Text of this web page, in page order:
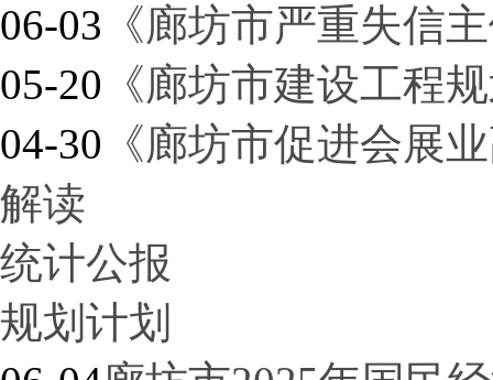
06-03 《廊坊市严重失信
05-20 《廊坊市建设工程
04-30 《廊坊市促进会展
解读
统计公报
规划计划